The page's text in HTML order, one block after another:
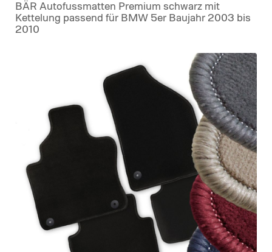
BÄR Autofussmatten Premium schwarz mit
Kettelung passend für BMW 5er Baujahr 2003 bis
2010
images
gallery